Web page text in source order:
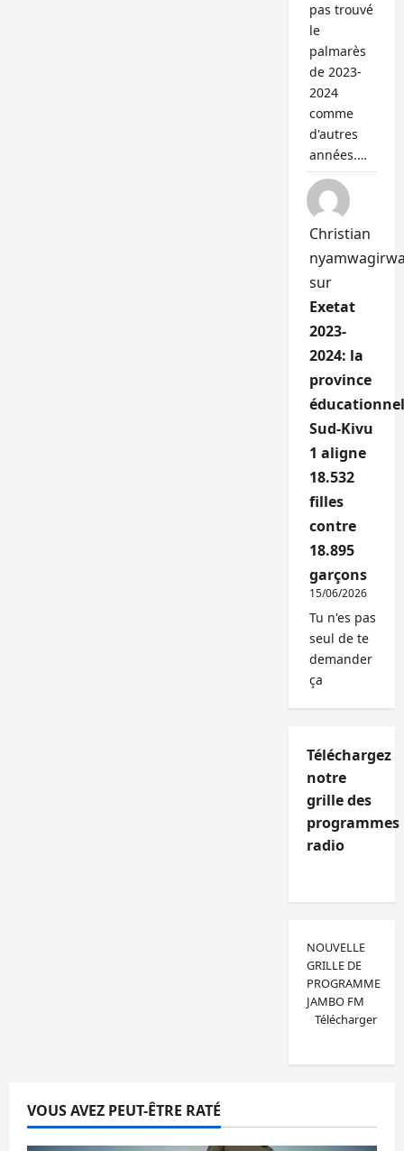
pas trouvé
le
palmarès
de 2023-
2024
comme
d'autres
années.…
Christian
sur
Exetat
2023-
2024: la
province
Sud-Kivu
1 aligne
18.532
filles
contre
18.895
garçons
15/06/2026
Tu n'es pas
seul de te
demander
ça
Téléchargez
notre
grille des
programmes
radio
NOUVELLE
GRILLE DE
PROGRAMME
JAMBO FM
Télécharger
VOUS AVEZ PEUT-ÊTRE RATÉ